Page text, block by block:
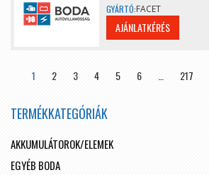
GYÁRTÓ:FACET
AJÁNLATKÉRÉS
1 2 3 4 5 6 217
TERMÉKKATEGÓRIÁK
AKKUMULÁTOROK/ELEMEK
EGYÉB BODA